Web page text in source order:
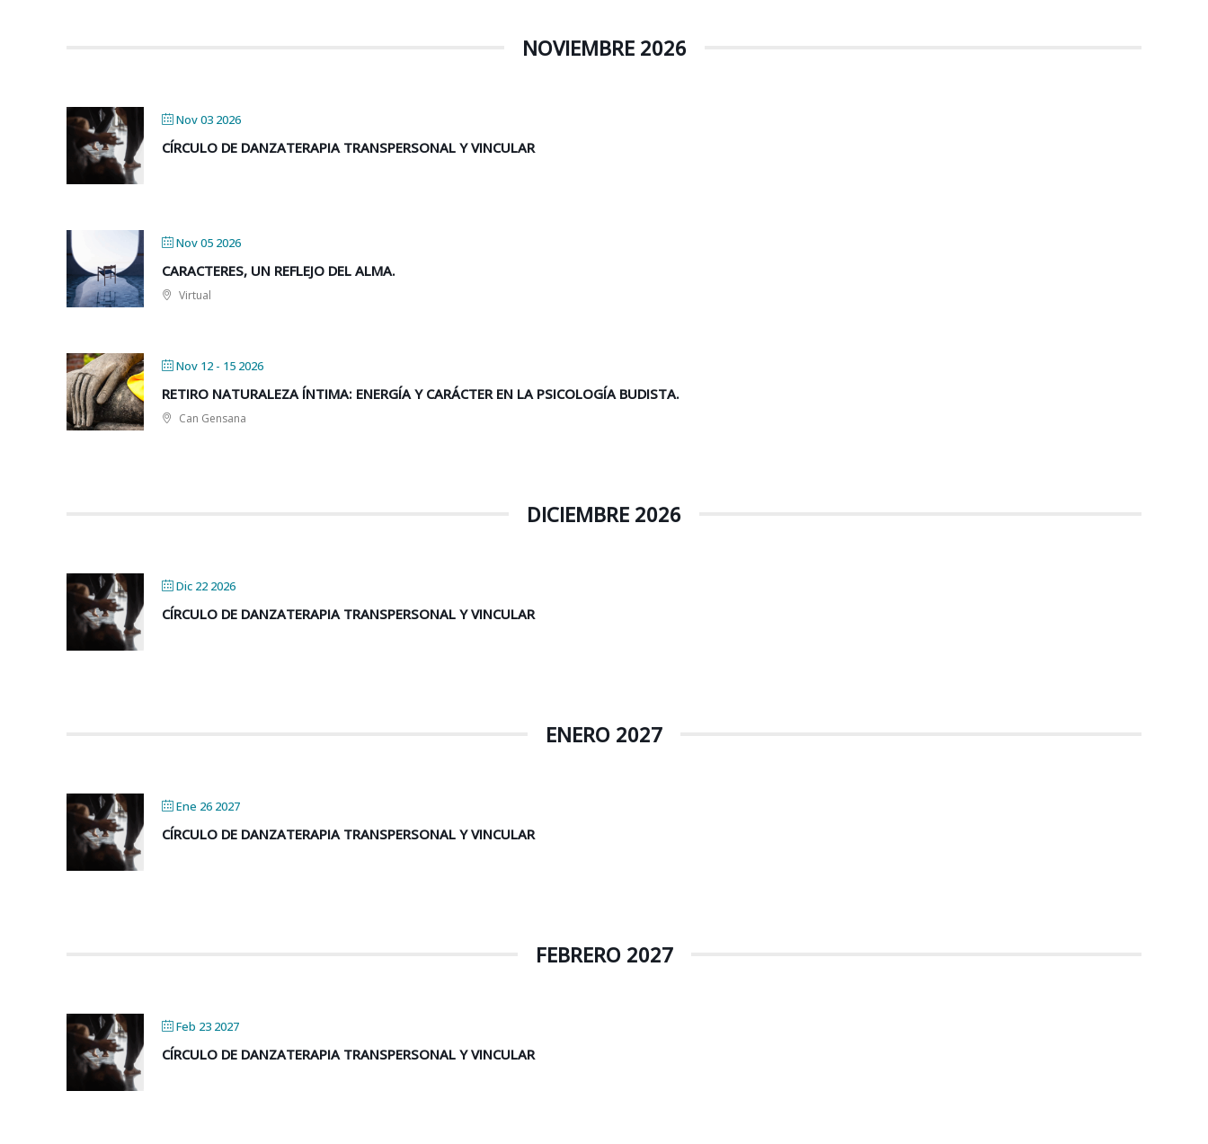
NOVIEMBRE 2026
Nov 03 2026
CÍRCULO DE DANZATERAPIA TRANSPERSONAL Y VINCULAR
Nov 05 2026
CARACTERES, UN REFLEJO DEL ALMA.
Virtual
Nov 12 - 15 2026
RETIRO NATURALEZA ÍNTIMA: ENERGÍA Y CARÁCTER EN LA PSICOLOGÍA BUDISTA.
Can Gensana
DICIEMBRE 2026
Dic 22 2026
CÍRCULO DE DANZATERAPIA TRANSPERSONAL Y VINCULAR
ENERO 2027
Ene 26 2027
CÍRCULO DE DANZATERAPIA TRANSPERSONAL Y VINCULAR
FEBRERO 2027
Feb 23 2027
CÍRCULO DE DANZATERAPIA TRANSPERSONAL Y VINCULAR